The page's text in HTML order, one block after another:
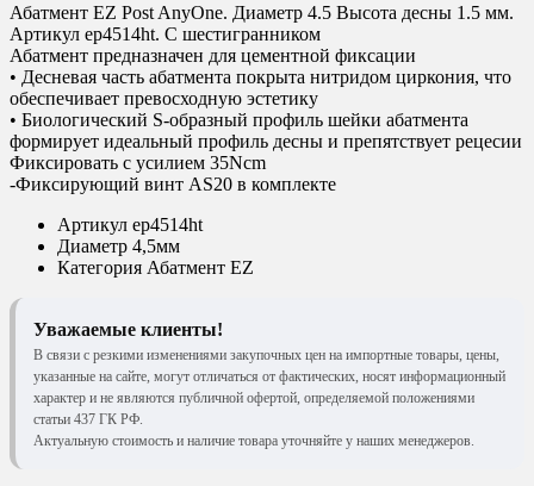
Абатмент EZ Post AnyOne. Диаметр 4.5 Высота десны 1.5 мм.
Артикул ep4514ht. С шестигранником
Абатмент предназначен для цементной фиксации
• Десневая часть абатмента покрыта нитридом циркония, что
обеспечивает превосходную эстетику
• Биологический S-образный профиль шейки абатмента
формирует идеальный профиль десны и препятствует рецесии
Фиксировать с усилием 35Ncm
-Фиксирующий винт AS20 в комплекте
Артикул ep4514ht
Диаметр 4,5мм
Категория Абатмент EZ
Уважаемые клиенты!
В связи с резкими изменениями закупочных цен на импортные товары, цены,
указанные на сайте, могут отличаться от фактических, носят информационный
характер и не являются публичной офертой, определяемой положениями
статьи 437 ГК РФ.
Актуальную стоимость и наличие товара уточняйте у наших менеджеров.